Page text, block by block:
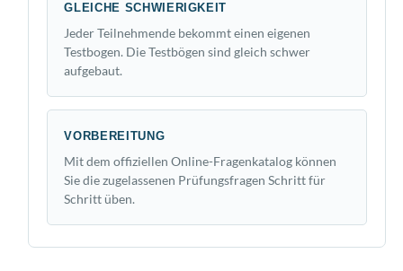
GLEICHE SCHWIERIGKEIT
Jeder Teilnehmende bekommt einen eigenen
Testbogen. Die Testbögen sind gleich schwer
aufgebaut.
VORBEREITUNG
Mit dem offiziellen Online-Fragenkatalog können
Sie die zugelassenen Prüfungsfragen Schritt für
Schritt üben.